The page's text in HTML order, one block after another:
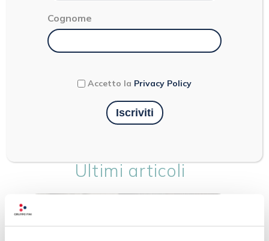
PRUGNA DELL’EMILIA
ROMAGNA
Ultimi articoli
Cognome
Accetto la Privacy Policy